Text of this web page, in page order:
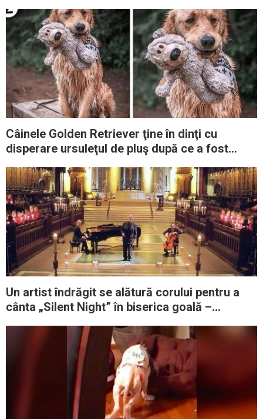
Câinele Golden Retriever ţine în dinţi cu
disperare ursuleţul de pluş după ce a fost
Un artist îndrăgit se alătură corului pentru a
cânta „Silent Night” în biserica goală –